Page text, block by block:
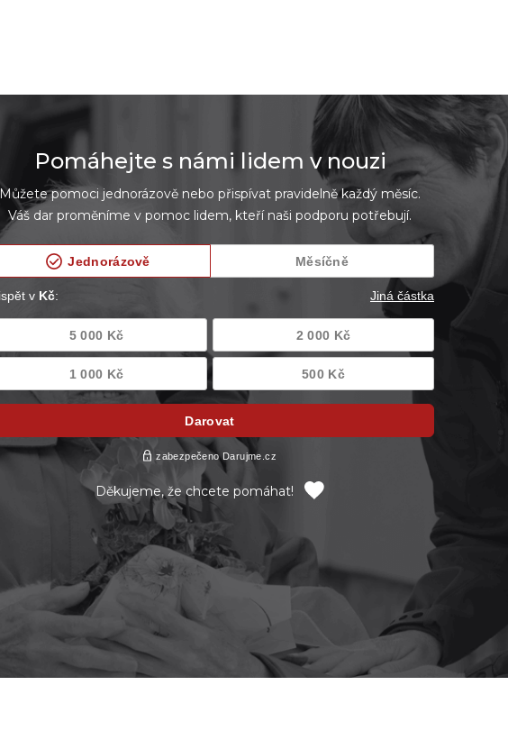
Pomáhejte s námi lidem v nouzi
Můžete pomoci jednorázově nebo přispívat pravidelně každý měsíc.
Váš dar proměníme v pomoc lidem, kteří naši podporu potřebují.
Děkujeme, že chcete pomáhat!